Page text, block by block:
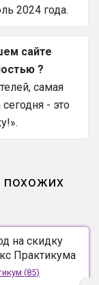
2024 года.
сайте
?
самая
- это
на скидку
Практикума
(85)